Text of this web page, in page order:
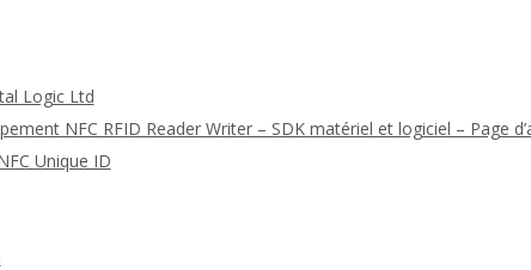
Logic Ltd
NFC RFID Reader Writer – SDK matériel et logiciel – Page
Unique ID